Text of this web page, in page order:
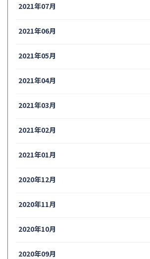
2021年07月
2021年06月
2021年05月
2021年04月
2021年03月
2021年02月
2021年01月
2020年12月
2020年11月
2020年10月
2020年09月